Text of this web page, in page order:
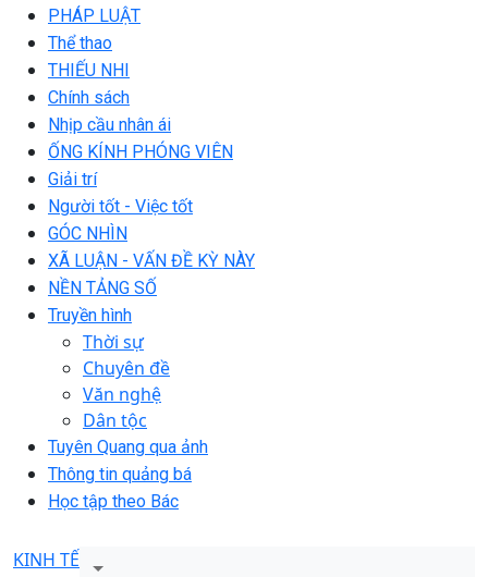
PHÁP LUẬT
Thể thao
THIẾU NHI
Chính sách
Nhịp cầu nhân ái
ỐNG KÍNH PHÓNG VIÊN
Giải trí
Người tốt - Việc tốt
GÓC NHÌN
XÃ LUẬN - VẤN ĐỀ KỲ NÀY
NỀN TẢNG SỐ
Truyền hình
Thời sự
Chuyên đề
Văn nghệ
Dân tộc
Tuyên Quang qua ảnh
Thông tin quảng bá
Học tập theo Bác
KINH TẾ